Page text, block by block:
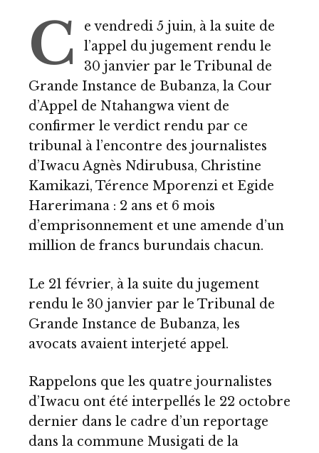
C
e vendredi 5 juin, à la suite de
l’appel du jugement rendu le
30 janvier par le Tribunal de
Grande Instance de Bubanza, la Cour
d’Appel de Ntahangwa vient de
confirmer le verdict rendu par ce
tribunal à l’encontre des journalistes
d’Iwacu Agnès Ndirubusa, Christine
Kamikazi, Térence Mporenzi et Egide
Harerimana : 2 ans et 6 mois
d’emprisonnement et une amende d’un
million de francs burundais chacun.
Le 21 février, à la suite du jugement
rendu le 30 janvier par le Tribunal de
Grande Instance de Bubanza, les
avocats avaient interjeté appel.
Rappelons que les quatre journalistes
d’Iwacu ont été interpellés le 22 octobre
dernier dans le cadre d’un reportage
dans la commune Musigati de la